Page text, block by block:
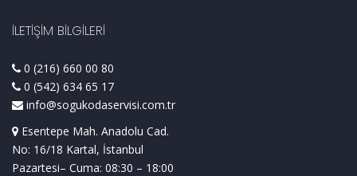
İLETIŞIM BILGILERI
0 (216) 660 00 80
0 (542) 634 65 17
info@sogukodaservisi.com.tr
Esentepe Mah. Anadolu Cad.
No: 16/18 Kartal, İstanbul
Pazartesi– Cuma: 08:30 – 18:00